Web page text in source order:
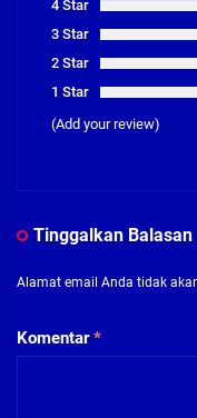
4 Star
3 Star
2 Star
1 Star
(Add your review)
Tinggalkan Balasan
Alamat email Anda tidak
Komentar*